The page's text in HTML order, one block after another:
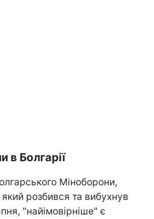
в Болгарії
Міноборони,
який розбився та вибухнув
"найімовірніше" є